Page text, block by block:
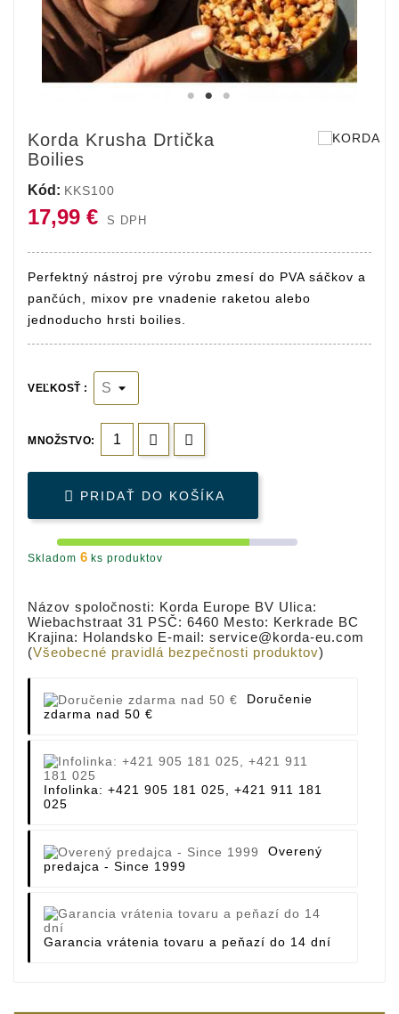
Korda Krusha Drtička
Boilies
Kód: KKS100
17,99 € S DPH
Perfektný nástroj pre výrobu zmesí do PVA sáčkov a
pančúch, mixov pre vnadenie raketou alebo
jednoducho hrsti boilies.
VEĽKOSŤ :
MNOŽSTVO:
 PRIDAŤ DO KOŠÍKA
Skladom 6 ks produktov
Názov spoločnosti: Korda Europe BV Ulica:
Wiebachstraat 31 PSČ: 6460 Mesto: Kerkrade BC
Krajina: Holandsko E-mail: service@korda-eu.com
(Všeobecné pravidlá bezpečnosti produktov)
Doručenie
zdarma nad 50 €
Infolinka: +421 905 181 025, +421 911 181
025
Overený
predajca - Since 1999
Garancia vrátenia tovaru a peňazí do 14 dní